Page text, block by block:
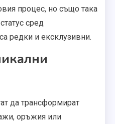
процес, но също така
сред
редки и ексклузивни.
да трансформират
оръжия или